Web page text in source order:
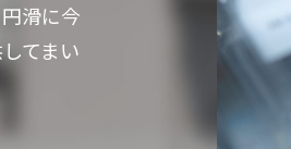
滑に今
てまい